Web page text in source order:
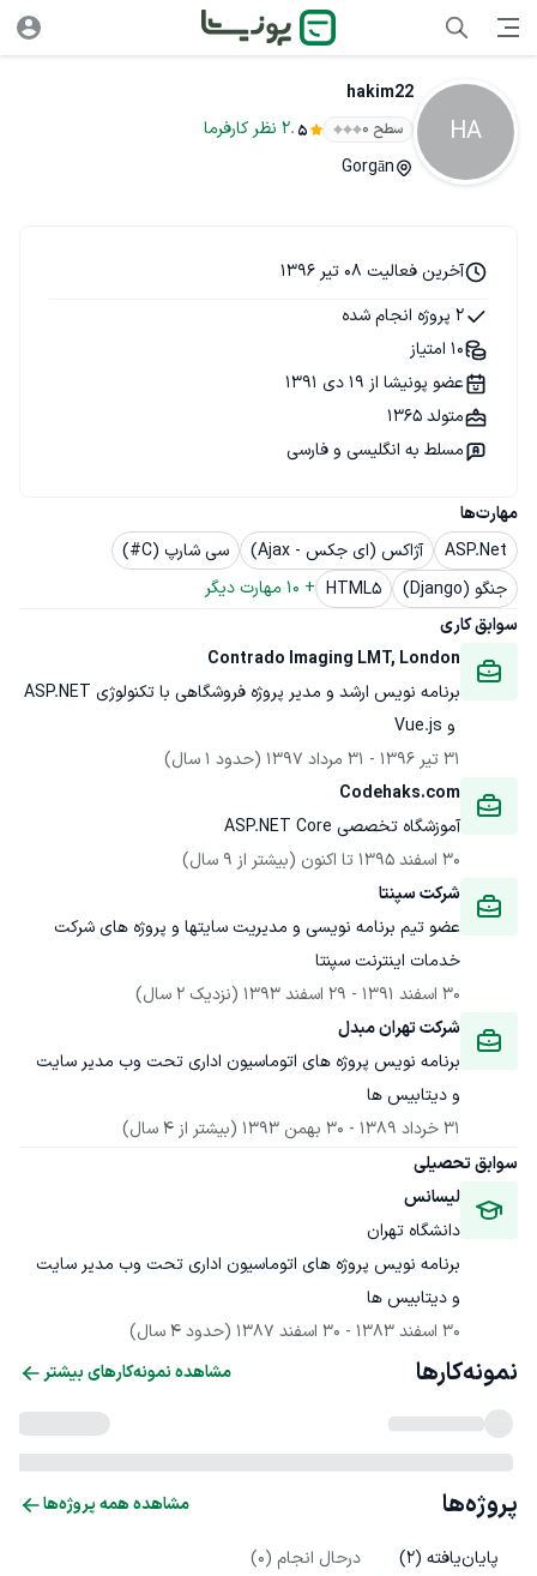
HA
hakim22
سطح ۰ 5
.
2 نظر کارفرما
Gorgān
مهارت‌ها
ASP.Net
آژاکس (ای جکس - Ajax)
سی شارپ (C#)
جنگو (Django)
HTML5
+
10 مهارت دیگر
سوابق کاری
Contrado Imaging LMT, London
و Vue.js
31 تیر 1396
- 31 مرداد 1397
(حدود 1 سال)
Codehaks.com
آموزشگاه تخصصی ASP.NET Core
30 اسفند 1395
تا اکنون (بیشتر از 9 سال)
شرکت سپنتا
عضو تیم برنامه نویسی و مدیریت سایتها و پروژه های شرکت
خدمات اینترنت سپنتا
30 اسفند 1391
- 29 اسفند 1393
(نزدیک 2 سال)
شرکت تهران مبدل
برنامه نویس پروژه های اتوماسیون اداری تحت وب مدیر سایت
و دیتابیس ها
31 خرداد 1389
- 30 بهمن 1393
(بیشتر از 4 سال)
سوابق تحصیلی
لیسانس
دانشگاه تهران
برنامه نویس پروژه های اتوماسیون اداری تحت وب مدیر سایت
و دیتابیس ها
30 اسفند 1383
- 30 اسفند 1387 (حدود 4 سال)
آخرین فعالیت 08 تیر 1396
2 پروژه انجام شده
10 امتیاز
عضو پونیشا از 19 دی 1391
متولد 1365
مسلط به انگلیسی و فارسی
نمونه‌کارها مشاهده نمونه‌کارهای بیشتر
پروژه‌ها مشاهده همه پروژه‌ها
پایان‌یافته (2
) درحال انجام (0
)